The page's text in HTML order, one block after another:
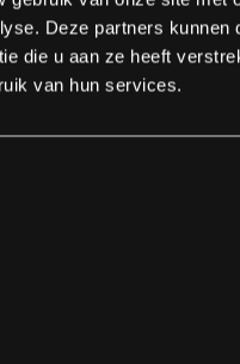
Deze partners kunnen
die u aan ze heeft
van hun services.